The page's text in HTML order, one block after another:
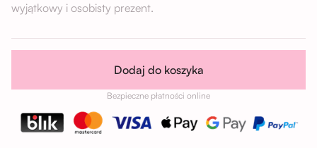
wyjątkowy i osobisty prezent.
Dodaj do koszyka
Bezpieczne płatności online